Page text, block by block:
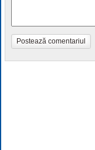
Postează comentariul